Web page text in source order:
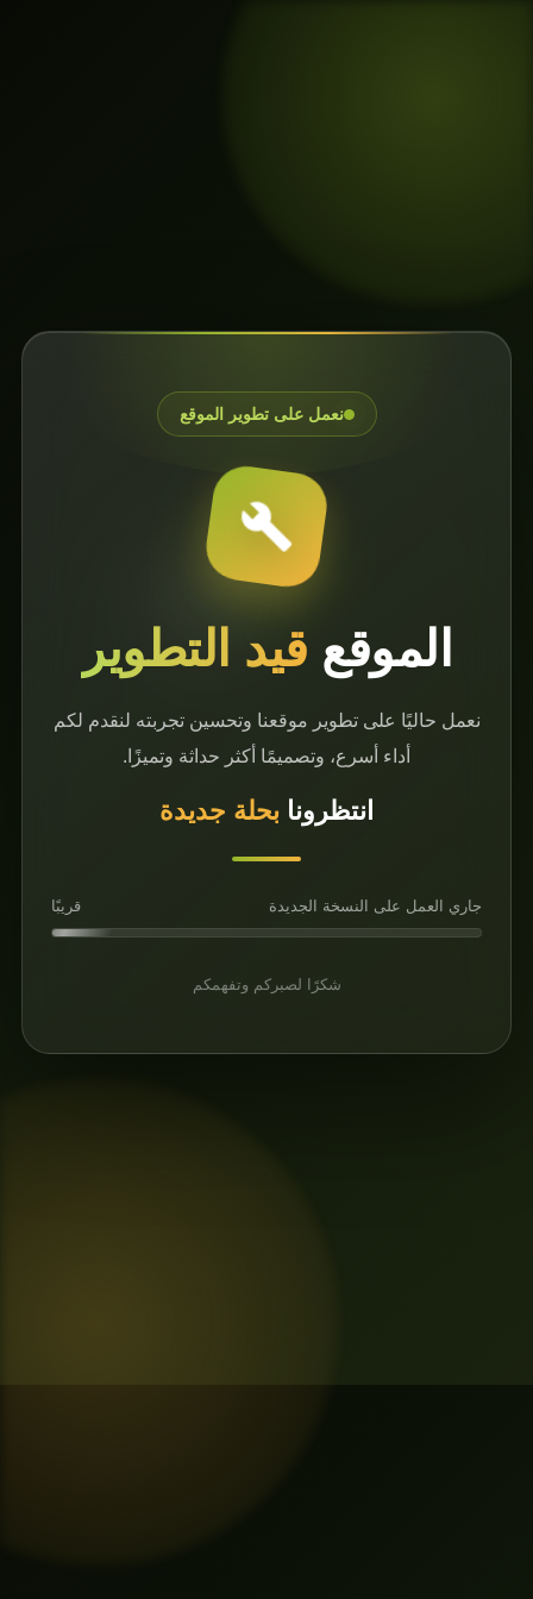
نعمل على تطوير الموقع
قيد التطوير
تطوير موقعنا وتحسين تجربته لنقدم لكم
أسرع، وتصميمًا أكثر حداثة وتميزًا.
بحلة جديدة
النسخة الجديدة
شكرًا لصبركم وتفهمكم